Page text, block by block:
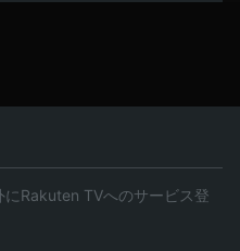
Rakuten TVへのサービス登